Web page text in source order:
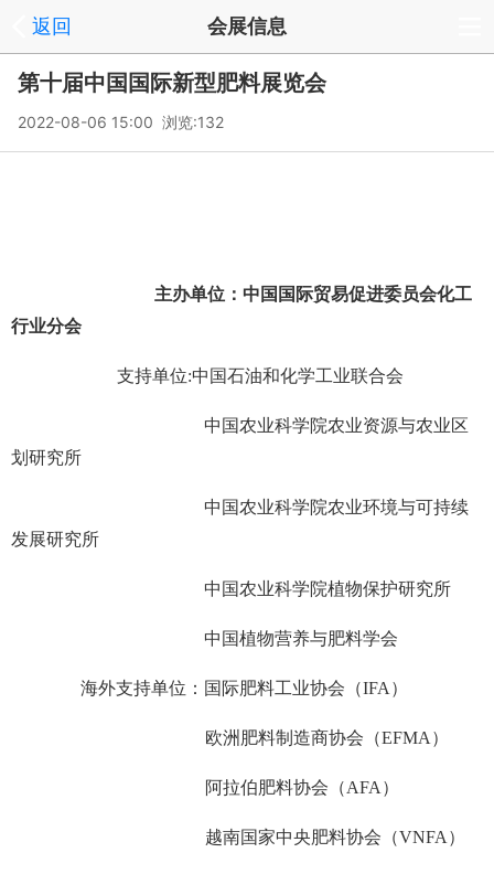
返回 会展信息
第十届中国国际新型肥料展览会
2022-08-06 15:00 浏览:132
主办单位：中国国际贸易促进委员会化工
行业分会
支持单位:中国石油和化学工业联合会
中国农业科学院农业资源与农业区
划研究所
中国农业科学院农业环境与可持续
发展研究所
中国农业科学院植物保护研究所
中国植物营养与肥料学会
海外支持单位：国际肥料工业协会（IFA）
欧洲肥料制造商协会（EFMA）
阿拉伯肥料协会（AFA）
越南国家中央肥料协会（VNFA）